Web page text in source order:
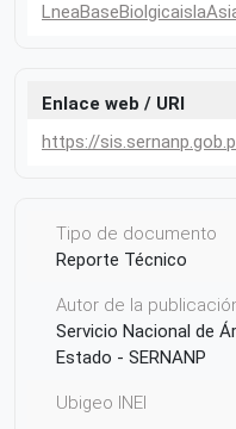
Enlace web / URI
https://
Tipo de documento
Reporte Técnico
Autor de la
Servicio Nacional de
Estado - SERNANP
Ubigeo INEI